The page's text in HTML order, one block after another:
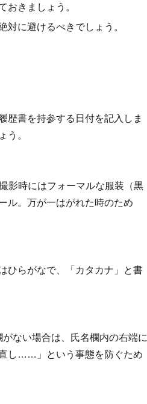
おきましょう。
に避けるべきでしょう。
歴書を持参する日付を記入しま
う。
影時にはフォーマルな服装（黒
ル。万が一はがれた時のため
ひらがなで、「カタカナ」と書
ない場合は、氏名欄内の右端に
し……」という事態を防ぐため